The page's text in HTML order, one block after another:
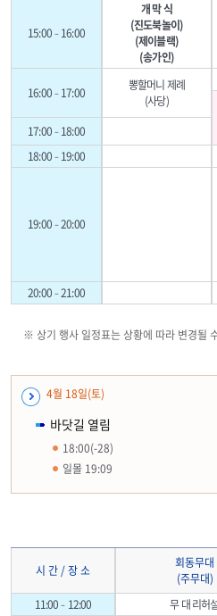
15:00–16:00
개 막 식
(진도북놀이)
(제이블랙)
(송가인)
16:00–17:00
뽕할머니 제례
(사당)
17:00–18:00
18:00–19:00
19:00–20:00
20:00–21:00
※ 상기 행사 일정표는 상황에 따라 변경될
4월 18일(토)
바닷길 열림
18:00(-28)
일몰 19:09
시 간 / 장 소
회동무대
(주무대)
11:00–12:00
무 대 리허